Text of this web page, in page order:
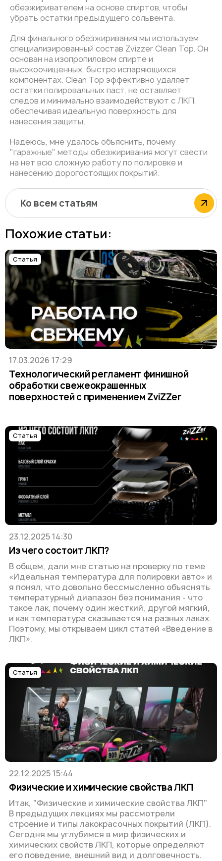
обезжиривателем на основе спиртов, чтобы
убрать остатки предыдущего сольвента.
Для финального обезжиривания мы используем
специализированный состав Zvizzer Clean Top. Он
основан на изопропиловом спирте и
высокоочищенных, быстро испаряющихся
компонентах. Clean Top эффективно удаляет
остатки полировальных паст, не оставляет
следов и минимально взаимодействуют с ЛКП,
обеспечивая идеальную поверхность для
нанесения защиты.
Надеюсь, мне удалось объяснить, почему
"гаражные" методы обезжиривания могут свести
на нет всю сложную работу по полировке и
нанесению дорогостоящих покрытий.
Ко всем статьям
Похожие статьи:
Статья
17.03.2026 17:29
Технологический регламент финишной
обработки свежеокрашенных
поверхностей с применением ZviZZer
Статья
23.12.2025 14:30
Из чего состоит ЛКП?
В общем, дали мне статью на проверку по теме
«Идеальная температура для полировки авто» и
я понял, что довольно бессмысленно объяснять
температурный диапазон без понимания - что
такое лак, почему один жесткий, другой мягкий,
и как температура сказывается на разных лаках.
Поэтому, мы открываем цикл статей «Введение в
ЛКП».
Статья
22.12.2025 15:44
Физические и химические свойства ЛКП
Итак, "Физические и химические свойства ЛКП"
В предыдущих лекциях мы рассмотрели
строение и типы лакокрасочных покрытий (ЛКП).
Сегодня мы углубимся в мир физических и
химических свойств ЛКП, которые определяют
его поведение, внешний вид и долговечность.